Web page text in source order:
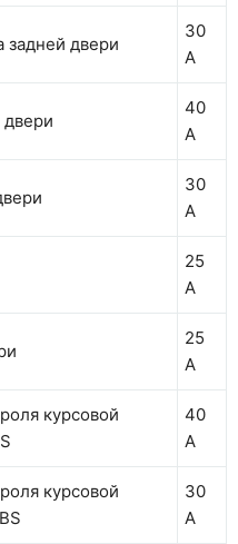
задней двери
30
А
40
А
30
А
25
А
25
А
курсовой
40
А
курсовой
30
А